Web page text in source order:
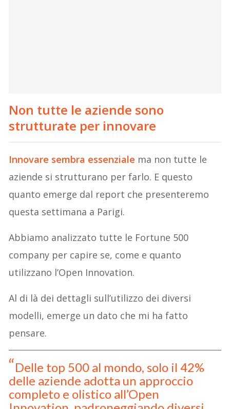
Non tutte le aziende sono
strutturate per innovare
Innovare sembra essenziale ma non tutte le
aziende si strutturano per farlo. E questo
quanto emerge dal report che presenteremo
questa settimana a Parigi.
Abbiamo analizzato tutte le Fortune 500
company per capire se, come e quanto
utilizzano l’Open Innovation.
Al di là dei dettagli sull’utilizzo dei diversi
modelli, emerge un dato che mi ha fatto
pensare.
Delle top 500 al mondo, solo il 42%
delle aziende adotta un approccio
completo e olistico all’Open